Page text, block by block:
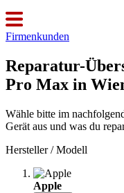
Firmenkunden
Reparatur-
Pro Max in
Wähle bitte im
Gerät aus und was du
Hersteller / Modell
Apple